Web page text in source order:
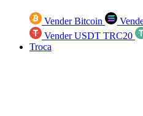
Vender Bitcoin
Vender USDT TRC20
Troca